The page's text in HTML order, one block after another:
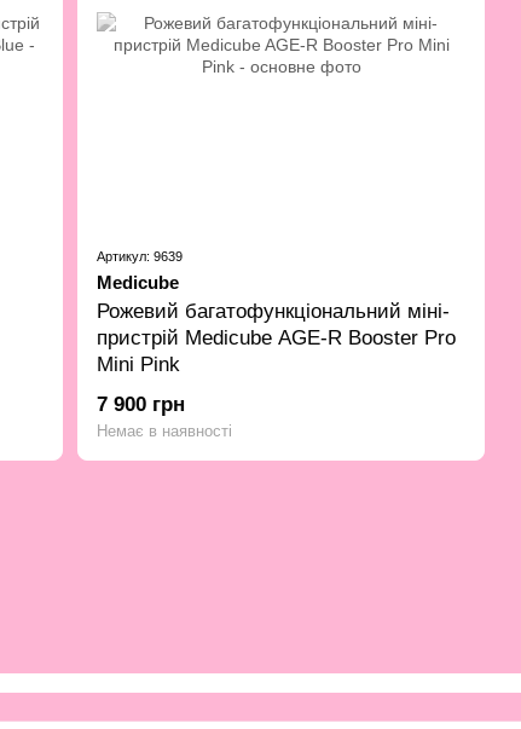
Артикул: 9639
Medicube
Рожевий багатофункціональний міні-
пристрій Medicube AGE-R Booster Pro
Mini Pink
7 900 грн
Немає в наявності